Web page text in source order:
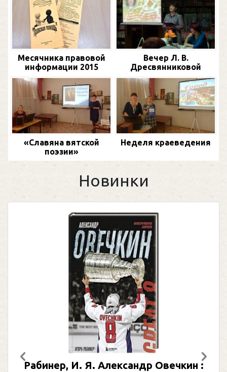
Месячника правовой
информации 2015
Вечер Л. В.
Дресвянниковой
«Славяна вятской
поэзии»
Неделя краеведения
Новинки
Погожева, А. Безглютеновая кулинария